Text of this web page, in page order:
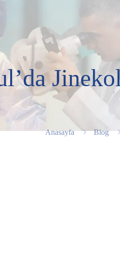
Anasayfa Blog